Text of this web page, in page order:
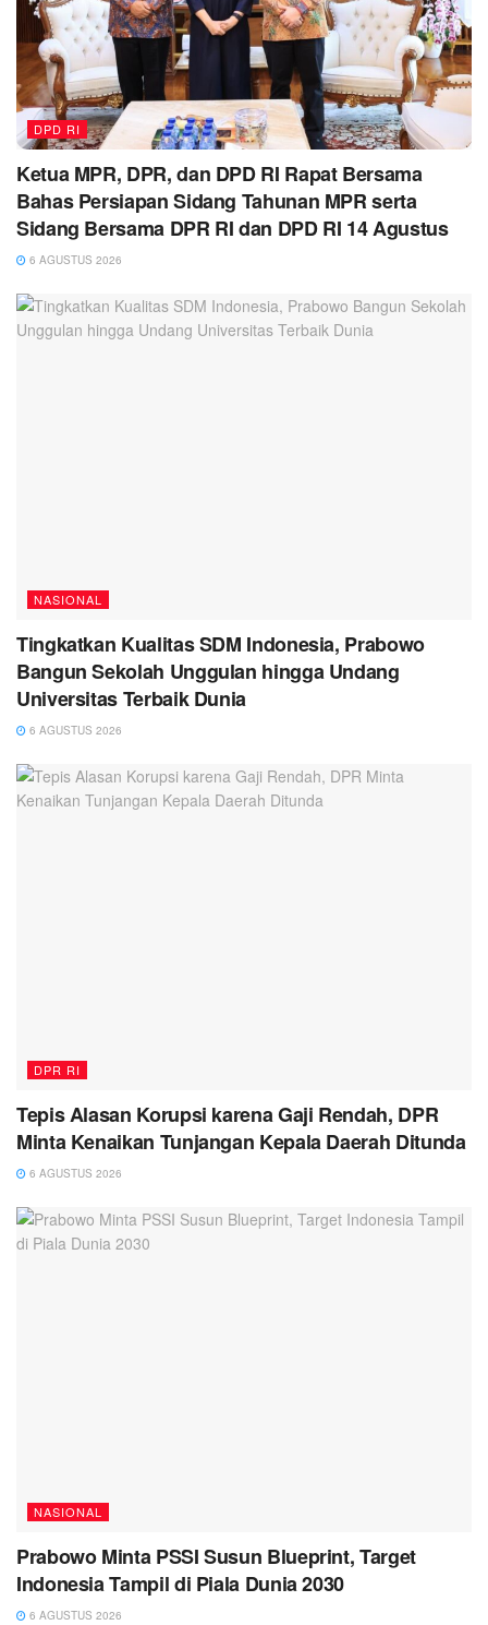
DPD RI
Ketua MPR, DPR, dan DPD RI Rapat Bersama
Bahas Persiapan Sidang Tahunan MPR serta
Sidang Bersama DPR RI dan DPD RI 14 Agustus
6 AGUSTUS 2026
NASIONAL
Tingkatkan Kualitas SDM Indonesia, Prabowo
Bangun Sekolah Unggulan hingga Undang
Universitas Terbaik Dunia
6 AGUSTUS 2026
DPR RI
Tepis Alasan Korupsi karena Gaji Rendah, DPR
Minta Kenaikan Tunjangan Kepala Daerah Ditunda
6 AGUSTUS 2026
NASIONAL
Prabowo Minta PSSI Susun Blueprint, Target
Indonesia Tampil di Piala Dunia 2030
6 AGUSTUS 2026